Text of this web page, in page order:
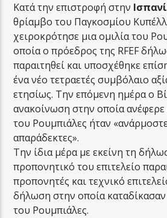
Κατά την επιστροφή στην
θρίαμβο του Παγκοσμίου
χειροκρότησε μια ομιλία του
οποία ο πρόεδρος της RFEF
παραιτηθεί και υποσχέθηκε
ένα νέο τετραετές συμβόλαιο
ετησίως. Την επόμενη ημέρα ο
ανακοίνωση στην οποία ανέφερε
του Ρουμπιάλες ήταν
απαράδεκτες».
Την ίδια μέρα με εκείνη τη
προπονητικό του επιτελείο
προπονητές και τεχνικό
δήλωση στην οποία
του Ρουμπιάλες.